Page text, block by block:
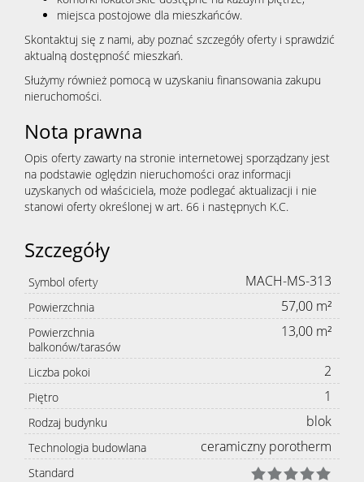
miejsca postojowe dla mieszkańców.
Skontaktuj się z nami, aby poznać szczegóły oferty i sprawdzić
aktualną dostępność mieszkań.
Służymy również pomocą w uzyskaniu finansowania zakupu
nieruchomości.
Nota prawna
Opis oferty zawarty na stronie internetowej sporządzany jest
na podstawie oględzin nieruchomości oraz informacji
uzyskanych od właściciela, może podlegać aktualizacji i nie
stanowi oferty określonej w art. 66 i następnych K.C.
Szczegóły
Symbol oferty MACH-MS-313
Powierzchnia 57,00 m²
Powierzchnia
balkonów/tarasów
13,00 m²
Liczba pokoi 2
Piętro 1
Rodzaj budynku blok
Technologia budowlana ceramiczny porotherm
Standard